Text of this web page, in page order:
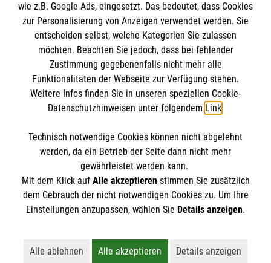
Datenschutz
Barrierefreiheit
Kontakt
Die Malteser
Malteser in Deutschland
Malteserorden
Sharepoint
Spendenkonto
Bank: Pax-Bank für Kirche und Caritas eG
IBAN: DE19 3706 0193 4003 8880 83
BIC: GENODED1PAX
Stichwort: Malteser RLP
So finden Sie uns
Malteser Landesgeschäftsstelle
Rheinland-Pfalz
55131 Mainz
Der Malteser Hilfsdienst e.V. ist als eingetragene
Gewerbesteuer befreit.
wie z.B. Google Ads, eingesetzt. Das bedeutet, dass Cookies
zur Personalisierung von Anzeigen verwendet werden. Sie
entscheiden selbst, welche Kategorien Sie zulassen
möchten. Beachten Sie jedoch, dass bei fehlender
Zustimmung gegebenenfalls nicht mehr alle
Funktionalitäten der Webseite zur Verfügung stehen.
Weitere Infos finden Sie in unseren speziellen Cookie-
Datenschutzhinweisen unter folgendem Link.
Technisch notwendige Cookies können nicht abgelehnt
werden, da ein Betrieb der Seite dann nicht mehr
gewährleistet werden kann.
Mit dem Klick auf Alle akzeptierenstimmen Sie zusätzlich
dem Gebrauch der nicht notwendigen Cookies zu. Um Ihre
Einstellungen anzupassen, wählen Sie Details anzeigen.
Alle ablehnen
Alle akzeptieren
Details anzeigen